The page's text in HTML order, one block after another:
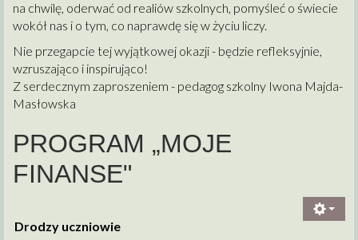
na chwilę, oderwać od realiów szkolnych, pomyśleć o świecie
wokół nas i o tym, co naprawdę się w życiu liczy.
Nie przegapcie tej wyjątkowej okazji - będzie refleksyjnie,
wzruszająco i inspirująco!
Z serdecznym zaproszeniem - pedagog szkolny Iwona Majda-
Masłowska
PROGRAM „MOJE
FINANSE"
Drodzy uczniowie